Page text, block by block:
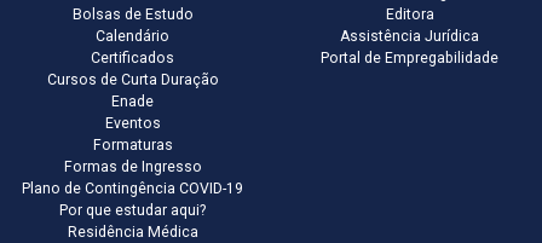
Bolsas de Estudo
Calendário
Certificados
Cursos de Curta Duração
Enade
Eventos
Formaturas
Formas de Ingresso
Plano de Contingência COVID-19
Por que estudar aqui?
Residência Médica
Editora
Assistência Jurídica
Portal de Empregabilidade